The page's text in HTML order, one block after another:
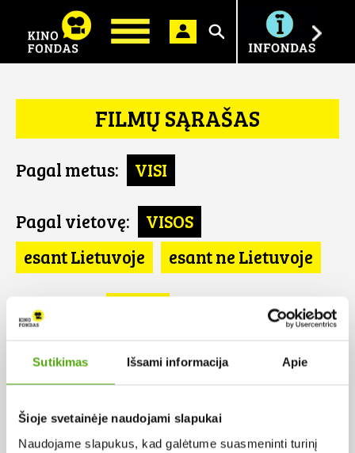
Sutikimas Išsami informacija Apie
Šioje svetainėje naudojami slapukai
Naudojame slapukus, kad galėtume suasmeninti turinį
Ieškoti
FILMŲ SĄRAŠAS
Pagal metus: VISI
Pagal vietovę:
VISOS
esant Lietuvoje
esant ne Lietuvoje
Pagal šalį:
LATVIJA
Pagal abėcėlę: